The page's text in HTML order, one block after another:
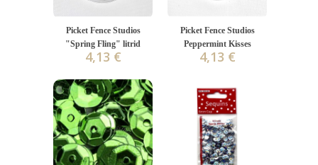
Picket Fence Studios
"Spring Fling" litrid
4,13 €
Picket Fence Studios
Peppermint Kisses
4,13 €